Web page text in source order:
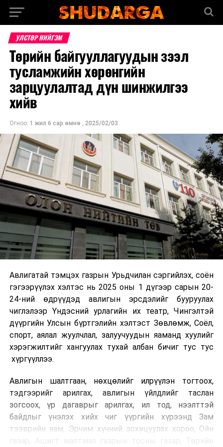
УЛСТӨР НИЙГЭМ
Төрийн байгууллагуудын зээл
тусламжийн хөрөнгийн
зарцуулалтад дүн шинжилгээ
хийв
Огноо: 1 жил 6 сар.өмнө , 2025/02/03
Авлигатай тэмцэх газрын Урьдчилан сэргийлэх, соён
гэгээрүүлэх хэлтэс нь 2025 оны 1 дүгээр сарын 20-
24-ний өдрүүдэд авлигын эрсдэлийг бууруулах
чиглэлээр Үндэсний урлагийн их театр, Чингэлтэй
дүүргийн Улсын бүртгэлийн хэлтэст Зөвлөмж, Соёл,
спорт, аялал жуулчлал, залуучуудын яаманд хуулийг
хэрэгжилтийг хангуулах тухай албан бичиг тус тус
хүргүүллээ.
Авлигын шалтгаан, нөхцөлийг илрүүлэн тогтоох,
тэдгээрийг арилгах, авлигын үйлдлийг таслан
зогсоох, үр дагаврыг арилгах, ил тод, нээлттэй
байдлыг үнэлэх хийх чиг үүргийн хүрээнд Зам
тээврийн яам, Эрчим хүчний зохицуулах хороо, Ойн